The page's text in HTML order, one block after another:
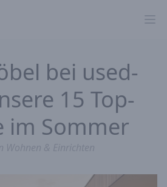
bei used-
15 Top-
im Sommer